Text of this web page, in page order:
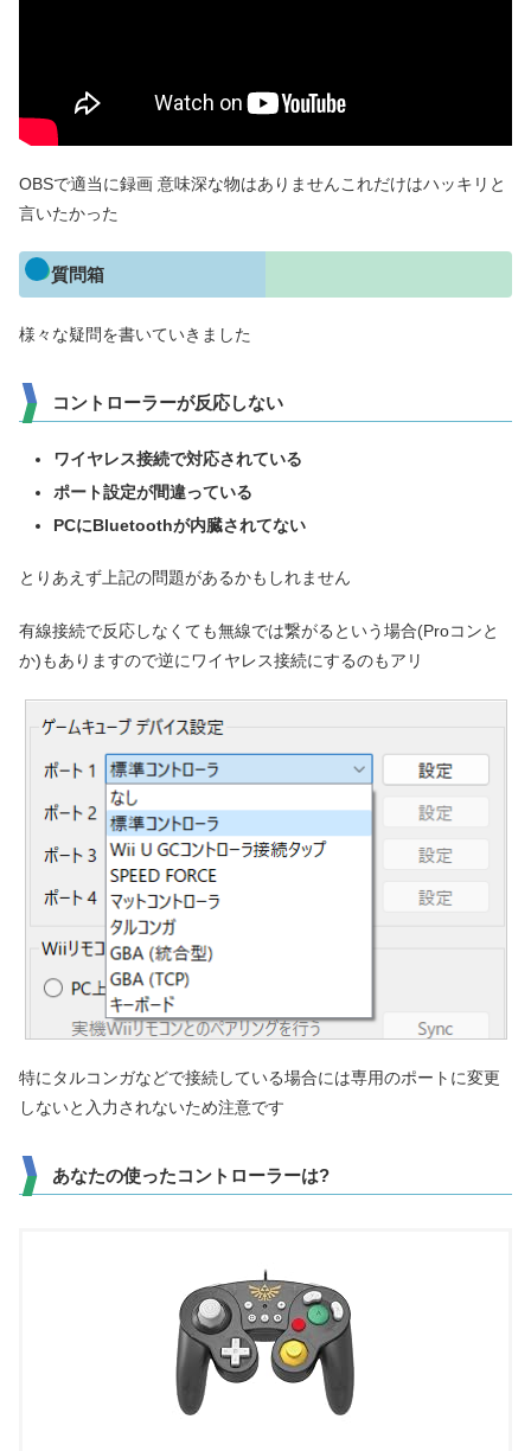
OBSで適当に録画 意味深な物はありませんこれだけはハッキリと
言いたかった
質問箱
様々な疑問を書いていきました
コントローラーが反応しない
ワイヤレス接続で対応されている
ポート設定が間違っている
PCにBluetoothが内臓されてない
とりあえず上記の問題があるかもしれません
有線接続で反応しなくても無線では繋がるという場合(Proコンと
か)もありますので逆にワイヤレス接続にするのもアリ
特にタルコンガなどで接続している場合には専用のポートに変更
しないと入力されないため注意です
あなたの使ったコントローラーは?